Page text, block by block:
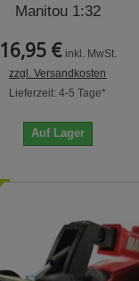
Manitou 1:32
16,95 € inkl. MwSt.
zzgl. Versandkosten
Lieferzeit: 4-5 Tage*
Auf Lager